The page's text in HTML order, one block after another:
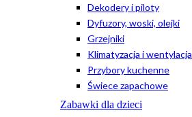
Dekodery i piloty
Dyfuzory, woski, olejki
Grzejniki
Klimatyzacja i wentylacja
Przybory kuchenne
Świece zapachowe
Zabawki dla dzieci